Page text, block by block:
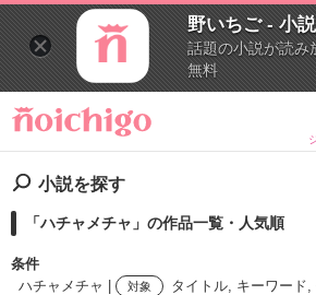
野いちご - 小
話題の小説が読み
無料
小説を探す
「ハチャメチャ」の作品一覧・人気順
条件
ハチャメチャ |
対象 タイトル, キーワード,